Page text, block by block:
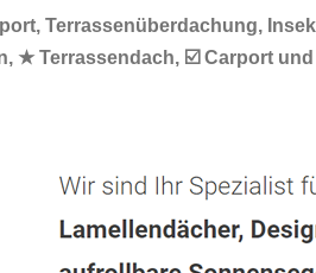
Terrassenüberdachung,
Terrassendach, ☑️ Carport